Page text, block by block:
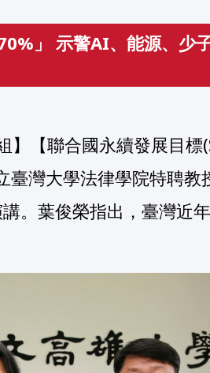
」 示警AI、能源、少
灣大學法律學院特聘教
。葉俊榮指出，臺灣近年